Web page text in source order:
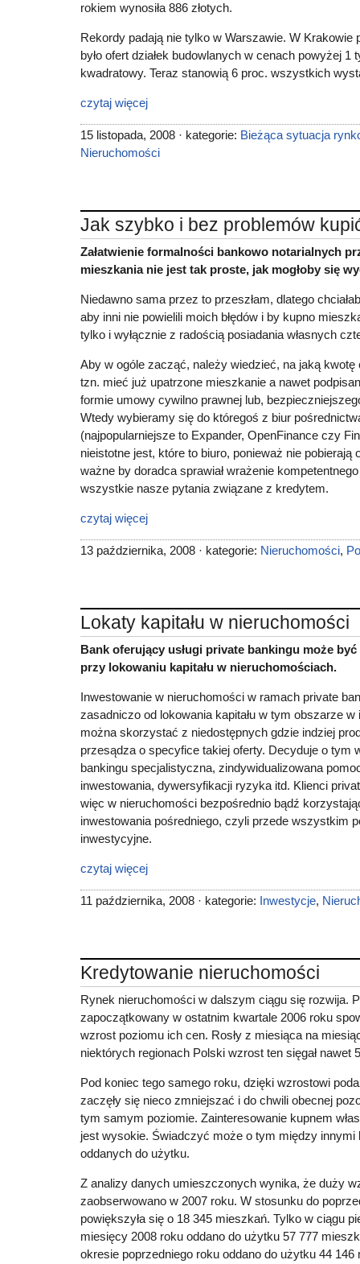
rokiem wynosiła 886 złotych.
Rekordy padają nie tylko w Warszawie. W Krakowie
było ofert działek budowlanych w cenach powyżej 1
kwadratowy. Teraz stanowią 6 proc. wszystkich
czytaj więcej
15 listopada, 2008 · kategorie: Bieżąca sytuacja
Nieruchomości
Jak szybko i bez problemów
Załatwienie formalności bankowo notarialnych
mieszkania nie jest tak proste, jak mogłoby się
Niedawno sama przez to przeszłam, dlatego
aby inni nie powielili moich błędów i by kupno
tylko i wyłącznie z radością posiadania własnych
Aby w ogóle zacząć, należy wiedzieć, na jaką
tzn. mieć już upatrzone mieszkanie a nawet
formie umowy cywilno prawnej lub,
Wtedy wybieramy się do któregoś z biur
(najpopularniejsze to Expander, OpenFinance czy
nieistotne jest, które to biuro, ponieważ nie pobierają
ważne by doradca sprawiał wrażenie
wszystkie nasze pytania związane z kredytem.
czytaj więcej
13 października, 2008 · kategorie: Nieruchomości,
Lokaty kapitału w nieruchomości
Bank oferujący usługi private bankingu może
przy lokowaniu kapitału w nieruchomościach.
Inwestowanie w nieruchomości w ramach private
zasadniczo od lokowania kapitału w tym obszarze
można skorzystać z niedostępnych gdzie indziej
przesądza o specyfice takiej oferty. Decyduje o tym
bankingu specjalistyczna, zindywidualizowana
inwestowania, dywersyfikacji ryzyka itd. Klienci
więc w nieruchomości bezpośrednio bądź
inwestowania pośredniego, czyli przede wszystkim
inwestycyjne.
czytaj więcej
11 października, 2008 · kategorie: Inwestycje,
Kredytowanie nieruchomości
Rynek nieruchomości w dalszym ciągu się rozwija.
zapoczątkowany w ostatnim kwartale 2006 roku
wzrost poziomu ich cen. Rosły z miesiąca na
niektórych regionach Polski wzrost ten sięgał nawet
Pod koniec tego samego roku, dzięki wzrostowi
zaczęły się nieco zmniejszać i do chwili obecnej
tym samym poziomie. Zainteresowanie kupnem
jest wysokie. Świadczyć może o tym między innymi
oddanych do użytku.
Z analizy danych umieszczonych wynika, że duży
zaobserwowano w 2007 roku. W stosunku do
powiększyła się o 18 345 mieszkań. Tylko w ciągu
miesięcy 2008 roku oddano do użytku 57 777
okresie poprzedniego roku oddano do użytku 44